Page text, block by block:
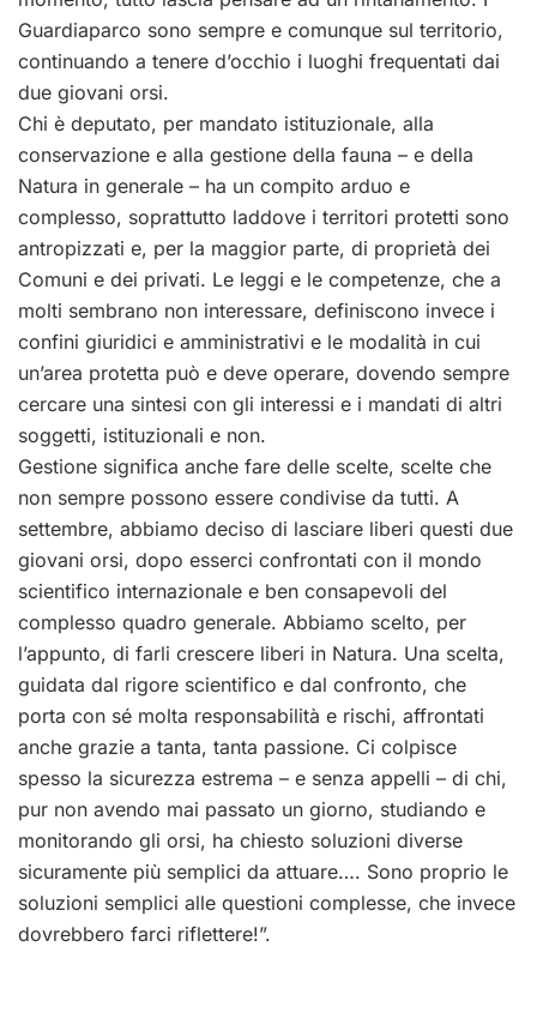
Guardiaparco sono sempre e comunque sul territorio,
continuando a tenere d’occhio i luoghi frequentati dai
due giovani orsi.
Chi è deputato, per mandato istituzionale, alla
conservazione e alla gestione della fauna – e della
Natura in generale – ha un compito arduo e
complesso, soprattutto laddove i territori protetti sono
antropizzati e, per la maggior parte, di proprietà dei
Comuni e dei privati. Le leggi e le competenze, che a
molti sembrano non interessare, definiscono invece i
confini giuridici e amministrativi e le modalità in cui
un’area protetta può e deve operare, dovendo sempre
cercare una sintesi con gli interessi e i mandati di altri
soggetti, istituzionali e non.
Gestione significa anche fare delle scelte, scelte che
non sempre possono essere condivise da tutti. A
settembre, abbiamo deciso di lasciare liberi questi due
giovani orsi, dopo esserci confrontati con il mondo
scientifico internazionale e ben consapevoli del
complesso quadro generale. Abbiamo scelto, per
l’appunto, di farli crescere liberi in Natura. Una scelta,
guidata dal rigore scientifico e dal confronto, che
porta con sé molta responsabilità e rischi, affrontati
anche grazie a tanta, tanta passione. Ci colpisce
spesso la sicurezza estrema – e senza appelli – di chi,
pur non avendo mai passato un giorno, studiando e
monitorando gli orsi, ha chiesto soluzioni diverse
sicuramente più semplici da attuare…. Sono proprio le
soluzioni semplici alle questioni complesse, che invece
dovrebbero farci riflettere!”.